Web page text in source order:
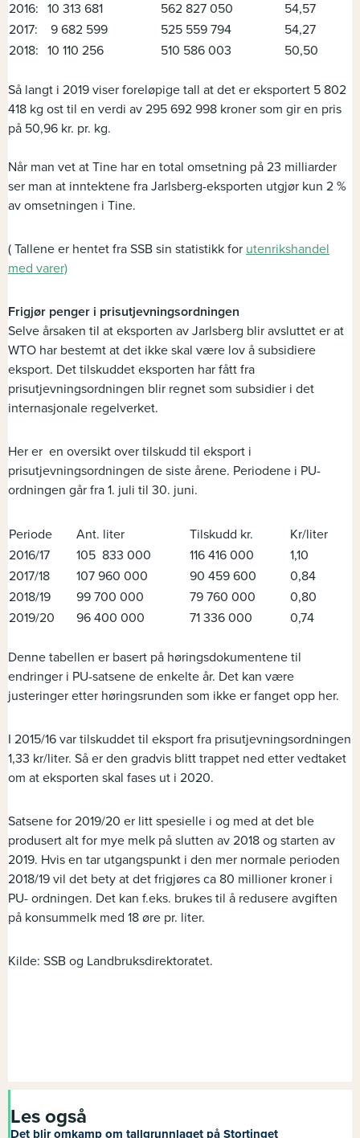
2016: 10 313 681 562 827 050
54,57
2017:
9 682 599 525 559 794
54,27
2018: 10 110 256 510 586 003 50,50
Så langt i 2019 viser foreløpige tall at det er eksportert 5 802
418 kg ost til en verdi av 295 692 998 kroner som gir en pris
på 50,96 kr. pr. kg.
Når man vet at Tine har en total omsetning på 23 milliarder
ser man at inntektene fra Jarlsberg-eksporten utgjør kun 2 %
av omsetningen i Tine.
( Tallene er hentet fra SSB sin statistikk for utenrikshandel
med varer)
Frigjør penger i prisutjevningsordningen
Selve årsaken til at eksporten av Jarlsberg blir avsluttet er at
WTO har bestemt at det ikke skal være lov å subsidiere
eksport. Det tilskuddet eksporten har fått fra
prisutjevningsordningen blir regnet som subsidier i det
internasjonale regelverket.
Her er en oversikt over tilskudd til eksport i
prisutjevningsordningen de siste årene. Periodene i PU-
ordningen går fra 1. juli til 30. juni.
Periode Ant. liter Tilskudd kr.
Kr/liter
2016/17
105 833 000 116 416 000
1,10
2017/18
107 960 000 90 459 600
0,84
2018/19
99 700 000 79 760 000
0,80
2019/20
96 400 000 71 336 000 0,74
Denne tabellen er basert på høringsdokumentene til
endringer i PU-satsene de enkelte år. Det kan være
justeringer etter høringsrunden som ikke er fanget opp her.
I 2015/16 var tilskuddet til eksport fra prisutjevningsordningen
1,33 kr/liter. Så er den gradvis blitt trappet ned etter vedtaket
om at eksporten skal fases ut i 2020.
Satsene for 2019/20 er litt spesielle i og med at det ble
produsert alt for mye melk på slutten av 2018 og starten av
2019. Hvis en tar utgangspunkt i den mer normale perioden
2018/19 vil det bety at det frigjøres ca 80 millioner kroner i
PU- ordningen. Det kan f.eks. brukes til å redusere avgiften
på konsummelk med 18 øre pr. liter.
Kilde: SSB og Landbruksdirektoratet.
Les også
Det blir omkamp om tallgrunnlaget på Stortinget